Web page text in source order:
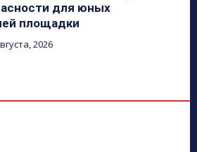
для юных
площадки
2026